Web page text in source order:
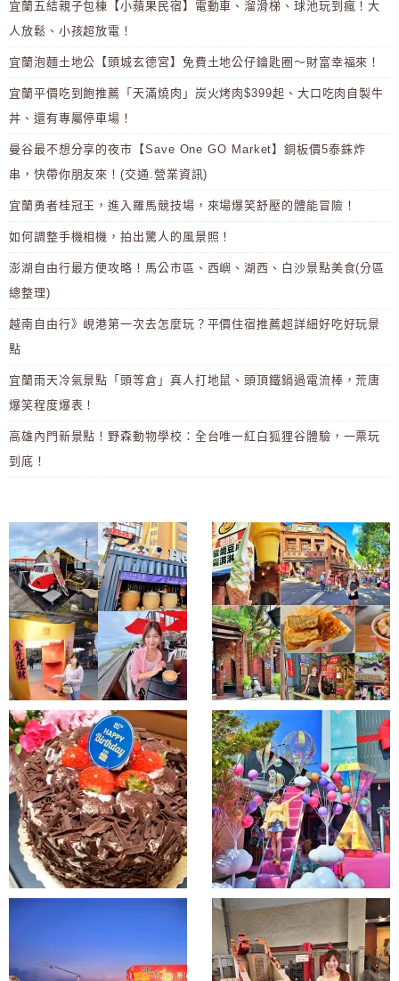
宜蘭五結親子包棟【小蘋果民宿】電動車、溜滑梯、球池玩到瘋！大
人放鬆、小孩超放電！
宜蘭泡麵土地公【頭城玄德宮】免費土地公仔鑰匙圈～財富幸福來！
宜蘭平價吃到飽推薦「天滿燒肉」炭火烤肉$399起、大口吃肉自製牛
丼、還有專屬停車場！
曼谷最不想分享的夜市【Save One GO Market】銅板價5泰銖炸
串，快帶你朋友來！(交通.營業資訊)
宜蘭勇者桂冠王，進入羅馬競技場，來場爆笑舒壓的體能冒險！
如何調整手機相機，拍出驚人的風景照！
澎湖自由行最方便攻略！馬公市區、西嶼、湖西、白沙景點美食(分區
總整理)
越南自由行》峴港第一次去怎麼玩？平價住宿推薦超詳細好吃好玩景
點
宜蘭雨天冷氣景點「頭等倉」真人打地鼠、頭頂鐵鍋過電流棒，荒唐
爆笑程度爆表！
高雄內門新景點！野森動物學校：全台唯一紅白狐狸谷體驗，一票玩
到底！